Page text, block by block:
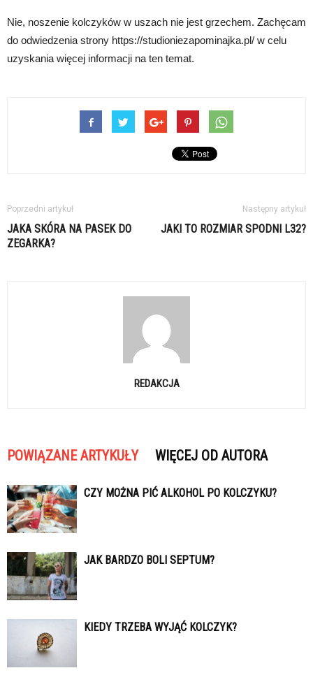
Nie, noszenie kolczyków w uszach nie jest grzechem. Zachęcam
do odwiedzenia strony https://studioniezapominajka.pl/ w celu
uzyskania więcej informacji na ten temat.
Poprzedni artykuł
JAKA SKÓRA NA PASEK DO
ZEGARKA?
Następny artykuł
JAKI TO ROZMIAR SPODNI L32?
REDAKCJA
POWIĄZANE ARTYKUŁY WIĘCEJ OD AUTORA
CZY MOŻNA PIĆ ALKOHOL PO KOLCZYKU?
JAK BARDZO BOLI SEPTUM?
KIEDY TRZEBA WYJĄĆ KOLCZYK?